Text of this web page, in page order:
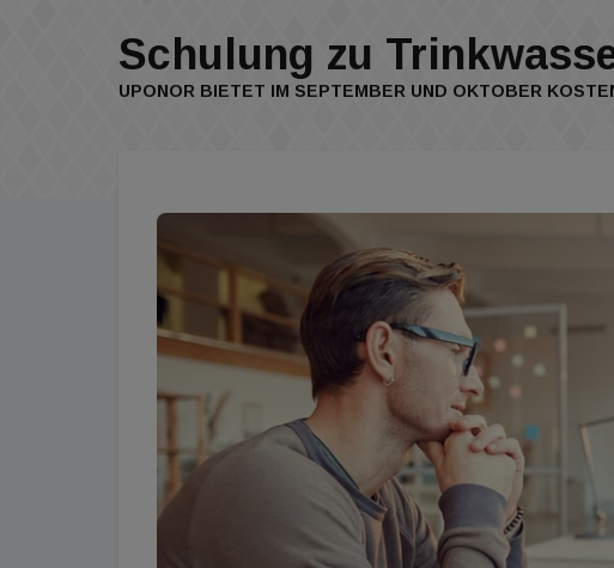
Schulung zu
UPONOR BIETET IM SEPTEMBER UND OKTOBER